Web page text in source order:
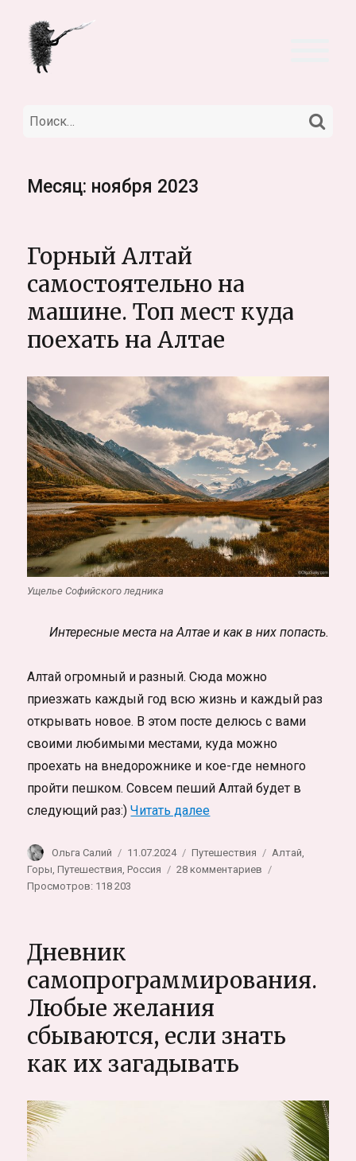
Искать:
Месяц: ноября 2023
Горный Алтай
самостоятельно на
машине. Топ мест куда
поехать на Алтае
Ущелье Софийского ледника
Интересные места на Алтае и как в них попасть.
Алтай огромный и разный. Сюда можно
приезжать каждый год всю жизнь и каждый раз
открывать новое. В этом посте делюсь с вами
своими любимыми местами, куда можно
проехать на внедорожнике и кое-где немного
пройти пешком. Совсем пеший Алтай будет в
следующий раз:)Читать далее«Горный Алтай
Автор
Ольга Салий Опубликовано
11.07.2024 Рубрики
Путешествия Метки
Алтай,
Горы,Путешествия,Россия 28 комментариев
Топ
поехать
Просмотров: 118 203
Дневник
самопрограммирования.
Любые желания
сбываются, если знать
как их загадывать